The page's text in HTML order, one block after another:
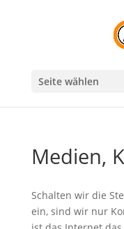
Seite wählen
Medien,
Schalten wir die
ein, sind wir nur